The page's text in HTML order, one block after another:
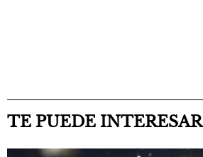
TE PUEDE INTERESAR